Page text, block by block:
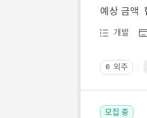
예상 금액
개발
📔 외주
모집 중